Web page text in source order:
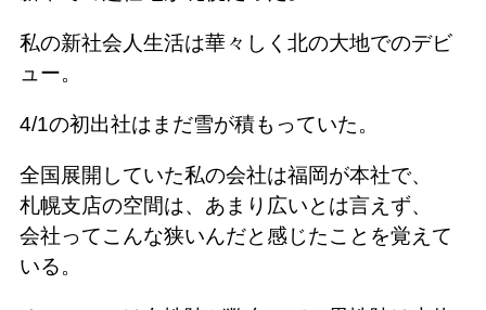
私の新社会人生活は華々しく北の大地でのデビ
ュー。
4/1の初出社はまだ雪が積もっていた。
全国展開していた私の会社は福岡が本社で、
札幌支店の空間は、あまり広いとは言えず、
会社ってこんな狭いんだと感じたことを覚えて
いる。